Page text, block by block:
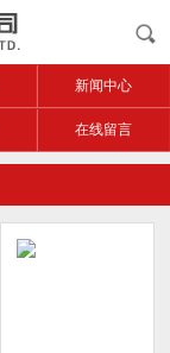
新闻中心
在线留言